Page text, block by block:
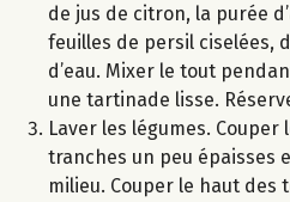
de jus de citron, la purée
feuilles de persil ciselées,
d’eau. Mixer le tout
une tartinade lisse.
Laver les légumes. Couper
tranches un peu épaisses
milieu. Couper le haut des